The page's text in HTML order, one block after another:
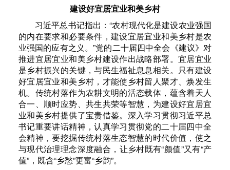
建设好宜居宜业和美乡村
习近平总书记指出：“农村现代化是建设农业强国
的内在要求和必要条件，建设宜居宜业和美乡村是农
业强国的应有之义。”党的二十届四中全会《建议》对
推进宜居宜业和美乡村建设作出战略部署。宜居宜业
是乡村振兴的关键，与民生福祉息息相关。只有建设
好宜居宜业和美乡村，才能使乡村留人聚才、焕发生
机。传统村落作为农耕文明的活态载体，蕴含着天人
合一、顺时应势、共生共荣等智慧，为建设好宜居宜
业和美乡村提供了宝贵借鉴。深入学习贯彻习近平总
书记重要讲话精神，认真学习贯彻党的二十届四中全
会精神，要挖掘传统村落生态智慧的时代价值，使之
与现代治理理念深度融合，让乡村既有“颜值”又有“产
值”，既含“乡愁”更富“乡韵”。